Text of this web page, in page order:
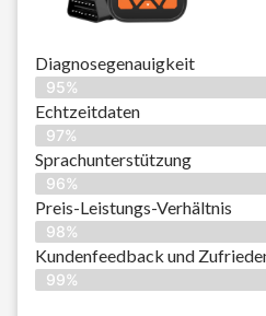
Diagnosegenauigkeit
95%
Echtzeitdaten
97%
Sprachunterstützung
96%
Preis-Leistungs-Verhältnis
98%
Kundenfeedback und
99%